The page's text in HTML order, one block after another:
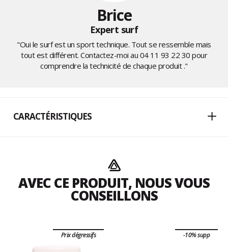
Brice
Expert surf
"Oui le surf est un sport technique. Tout se ressemble mais
tout est différent. Contactez-moi au 04 11 93 22 30 pour
comprendre la technicité de chaque produit ."
CARACTÉRISTIQUES
AVEC CE PRODUIT, NOUS VOUS
CONSEILLONS
Prix dégressifs -10% supp